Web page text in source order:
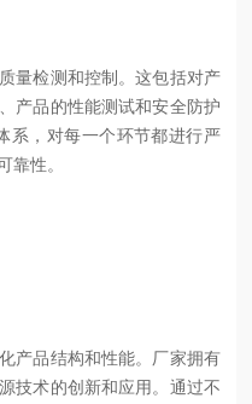
检测和控制。这包括对产
产品的性能测试和安全防护
系，对每一个环节都进行严
靠性。
品结构和性能。厂家拥有
技术的创新和应用。通过不